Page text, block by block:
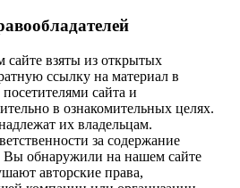
взяты из открытых
ссылку на материал в
сайта и
в ознакомительных целях.
их владельцам.
за содержание
Вы обнаружили на нашем сайте
авторские права,